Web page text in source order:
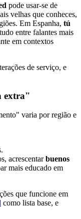
pode usar-se de
velhas que conheces,
Em Espanha, tú
entre falantes mais
em contextos
de serviço, e
extra"
varia por região e
acrescentarbuenos
mais educado em
que funcione em
como lista base, e